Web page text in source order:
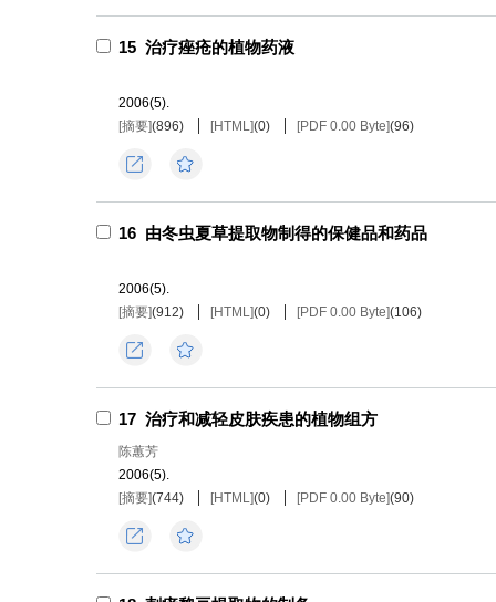
15 治疗痤疮的植物药液
2006(5).
[摘要](896) [HTML](0) [PDF 0.00 Byte](96)
16 由冬虫夏草提取物制得的保健品和药品
2006(5).
[摘要](912) [HTML](0) [PDF 0.00 Byte](106)
17 治疗和减轻皮肤疾患的植物组方
陈蕙芳
2006(5).
[摘要](744) [HTML](0) [PDF 0.00 Byte](90)